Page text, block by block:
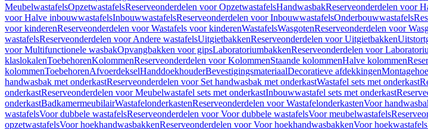
MeubelwastafelsOpzetwastafelsReserveonderdelen voor OpzetwastafelsHandwasbakReserveonderdelen voor
voor Halve inbouwwastafelsInbouwwastafelsReserveonderdelen voor InbouwwastafelsOnderbouwwastafels
voor kinderenReserveonderdelen voor Wastafels voor kinderenWastafelsWasgotenReserveonderdelen voor
wastafelsReserveonderdelen voor Andere wastafelsUitgietbakkenReserveonderdelen voor Uitgietbakken
voor Multifunctionele wasbakOpvangbakken voor gipsLaboratoriumbakkenReserveonderdelen voor
klaslokalenToebehorenKolommenReserveonderdelen voor KolommenStaande kolommenHalve kolommen
kolommenToebehorenAfvoerdekselHanddoekhouderBevestigingsmateriaalDecoratieve afdekkingen
handwasbak met onderkastReserveonderdelen voor Set handwasbak met onderkastWastafel sets met onderkast
onderkastReserveonderdelen voor Meubelwastafel sets met onderkastInbouwwastafel sets met onderkast
onderkastBadkamermeubilairWastafelonderkastenReserveonderdelen voor WastafelonderkastenVoor
wastafelsVoor dubbele wastafelsReserveonderdelen voor Voor dubbele wastafelsVoor meubelwastafels
opzetwastafelsVoor hoekhandwasbakkenReserveonderdelen voor Voor hoekhandwasbakkenVoor hoekwastafels